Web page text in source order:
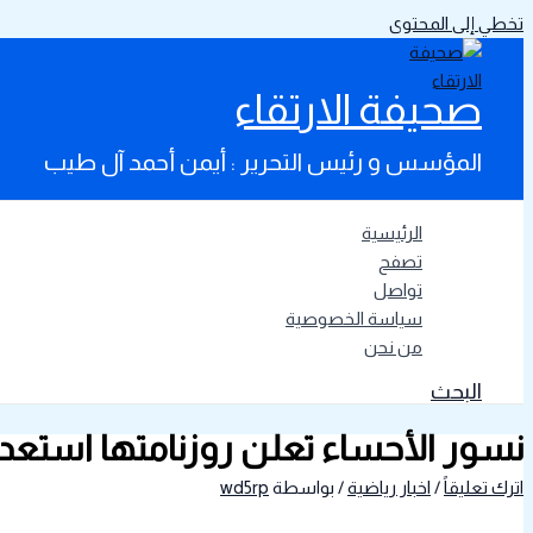
تخطي إلى المحتوى
صحيفة الارتقاء
المؤسس و رئيس التحرير : أيمن أحمد آل طيب
الرئيسية
تصفح
تواصل
سياسة الخصوصية
من نحن
البحث
نسور الأحساء تعلن روزنامتها استعداديه
اترك تعليقاً/ اخبار رياضية/ بواسطة wd5rp